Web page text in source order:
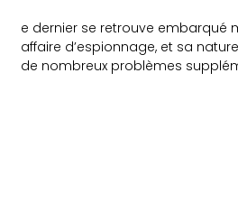
e dernier se retrouve embarqué
affaire d’espionnage, et sa
de nombreux problèmes